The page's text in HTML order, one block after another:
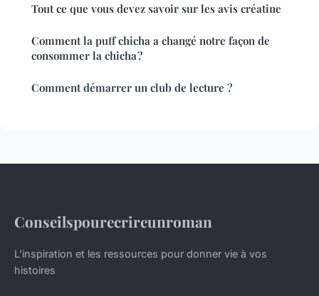
Tout ce que vous devez savoir sur les avis créatine
Comment la puff chicha a changé notre façon de
consommer la chicha ?
Comment démarrer un club de lecture ?
Conseilspourecrireunroman
L'inspiration et les ressources pour donner vie à vos
histoires